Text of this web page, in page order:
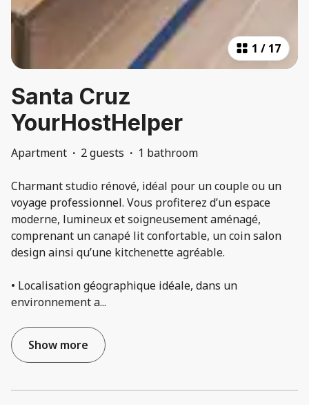
1 / 17
Santa Cruz
YourHostHelper
Apartment · 2 guests · 1 bathroom
Charmant studio rénové, idéal pour un couple ou un
voyage professionnel. Vous profiterez d’un espace
moderne, lumineux et soigneusement aménagé,
comprenant un canapé lit confortable, un coin salon
design ainsi qu’une kitchenette agréable.
• Localisation géographique idéale, dans un
environnement a...
Show more